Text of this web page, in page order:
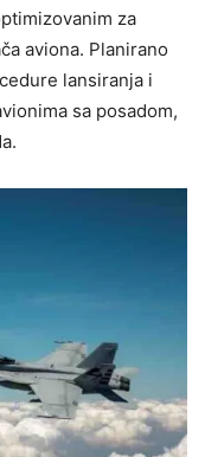
za
aviona. Planirano
lansiranja i
sa posadom,